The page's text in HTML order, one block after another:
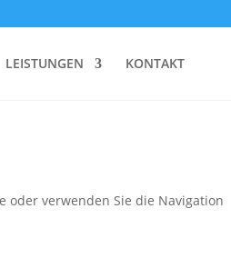
LEISTUNGEN KONTAKT
oder verwenden Sie die Navigation